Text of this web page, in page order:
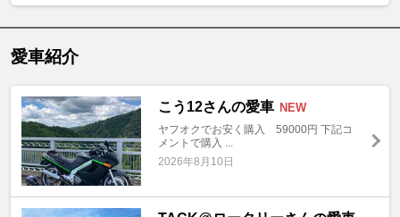
愛車紹介
こう12さんの愛車 NEW
ヤフオクでお安く購入 59000円 下記コ
メントで購入 ...
2026年8月10日